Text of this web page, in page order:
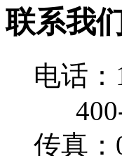
联系我们
电话：
400-
传真：